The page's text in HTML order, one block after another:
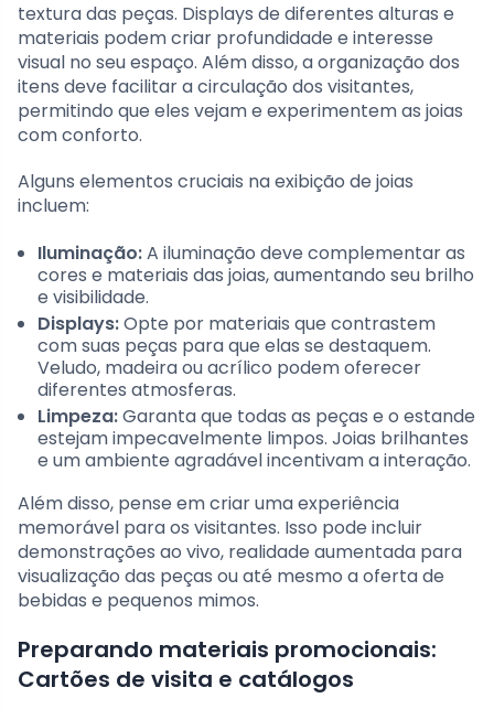
textura das peças. Displays de diferentes alturas e
materiais podem criar profundidade e interesse
visual no seu espaço. Além disso, a organização dos
itens deve facilitar a circulação dos visitantes,
permitindo que eles vejam e experimentem as joias
com conforto.
Alguns elementos cruciais na exibição de joias
incluem:
Iluminação:A iluminação deve complementar as
cores e materiais das joias, aumentando seu brilho
e visibilidade.
Displays:Opte por materiais que contrastem
com suas peças para que elas se destaquem.
Veludo, madeira ou acrílico podem oferecer
diferentes atmosferas.
Limpeza:Garanta que todas as peças e o estande
estejam impecavelmente limpos. Joias brilhantes
e um ambiente agradável incentivam a interação.
Além disso, pense em criar uma experiência
memorável para os visitantes. Isso pode incluir
demonstrações ao vivo, realidade aumentada para
visualização das peças ou até mesmo a oferta de
bebidas e pequenos mimos.
Preparando materiais promocionais:
Cartões de visita e catálogos